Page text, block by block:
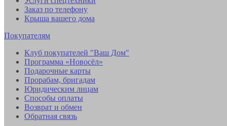
Заказ по телефону
Крыша вашего дома
Покупателям
Клуб покупателей "Ваш Дом"
Программа «Новосёл»
Подарочные карты
Прорабам, бригадам
Юридическим лицам
Способы оплаты
Возврат и обмен
Обратная связь